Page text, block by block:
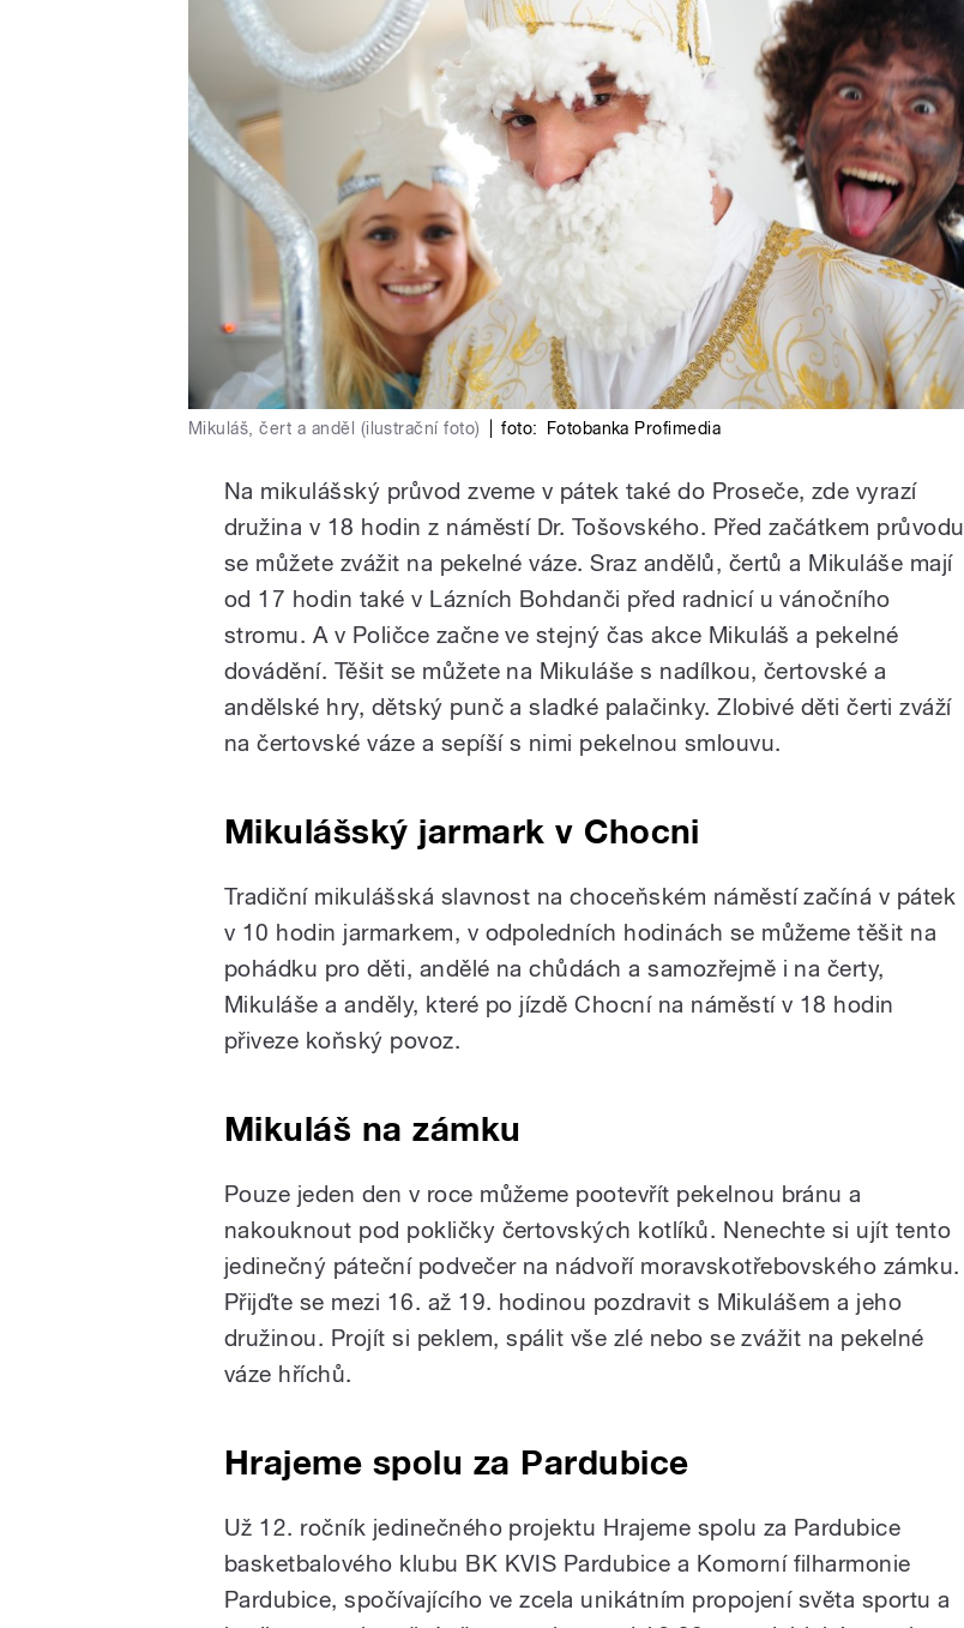
Mikuláš, čert a anděl (ilustrační foto) foto: Fotobanka Profimedia
Na mikulášský průvod zveme v pátek také do Proseče, zde vyrazí
družina v 18 hodin z náměstí Dr. Tošovského. Před začátkem průvodu
se můžete zvážit na pekelné váze. Sraz andělů, čertů a Mikuláše mají
od 17 hodin také v Lázních Bohdanči před radnicí u vánočního
stromu. A v Poličce začne ve stejný čas akce Mikuláš a pekelné
dovádění. Těšit se můžete na Mikuláše s nadílkou, čertovské a
andělské hry, dětský punč a sladké palačinky. Zlobivé děti čerti zváží
na čertovské váze a sepíší s nimi pekelnou smlouvu.
Mikulášský jarmark v Chocni
Tradiční mikulášská slavnost na choceňském náměstí začíná v pátek
v 10 hodin jarmarkem, v odpoledních hodinách se můžeme těšit na
pohádku pro děti, andělé na chůdách a samozřejmě i na čerty,
Mikuláše a anděly, které po jízdě Chocní na náměstí v 18 hodin
přiveze koňský povoz.
Mikuláš na zámku
Pouze jeden den v roce můžeme pootevřít pekelnou bránu a
nakouknout pod pokličky čertovských kotlíků. Nenechte si ujít tento
jedinečný páteční podvečer na nádvoří moravskotřebovského zámku.
Přijďte se mezi 16. až 19. hodinou pozdravit s Mikulášem a jeho
družinou. Projít si peklem, spálit vše zlé nebo se zvážit na pekelné
váze hříchů.
Hrajeme spolu za Pardubice
Už 12. ročník jedinečného projektu Hrajeme spolu za Pardubice
basketbalového klubu BK KVIS Pardubice a Komorní filharmonie
Pardubice, spočívajícího ve zcela unikátním propojení světa sportu a